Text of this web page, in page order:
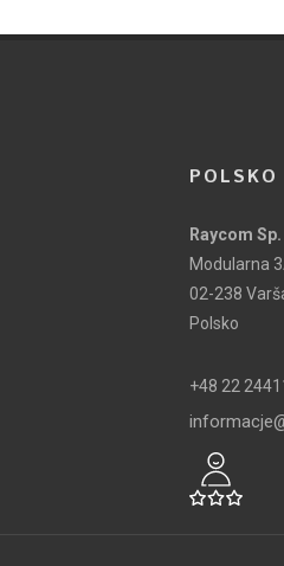
POLSKO
Raycom
Modularna
02-238
Polsko
+48 22